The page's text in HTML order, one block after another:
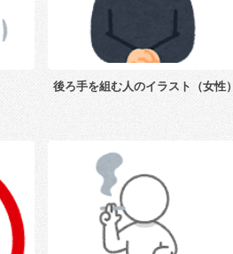
後ろ手を組む人のイラスト（女性）